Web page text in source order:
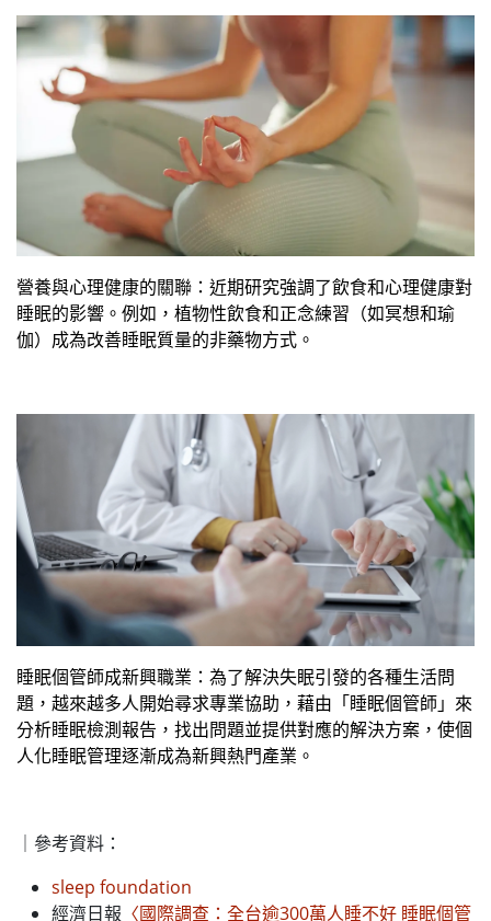
營養與心理健康的關聯：近期研究強調了飲食和心理健康對
睡眠的影響。例如，植物性飲食和正念練習（如冥想和瑜
伽）成為改善睡眠質量的非藥物方式。
睡眠個管師成新興職業：為了解決失眠引發的各種生活問
題，越來越多人開始尋求專業協助，藉由「睡眠個管師」來
分析睡眠檢測報告，找出問題並提供對應的解決方案，使個
人化睡眠管理逐漸成為新興熱門產業。
｜參考資料：
sleep foundation
經濟日報 〈國際調查：全台逾300萬人睡不好 睡眠個管